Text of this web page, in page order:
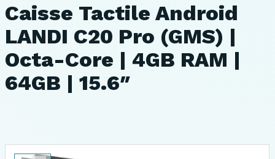
Caisse Tactile Android
LANDI C20 Pro (GMS) |
Octa-Core | 4GB RAM |
64GB | 15.6″